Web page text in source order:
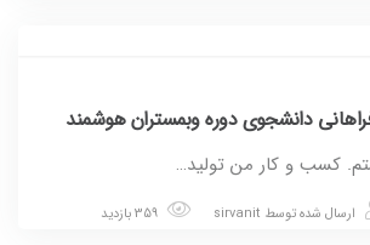
دانشجوی دوره وبمستران هوشمند
کسب و کار من تولید…
ارسال شده توسط sirvanit